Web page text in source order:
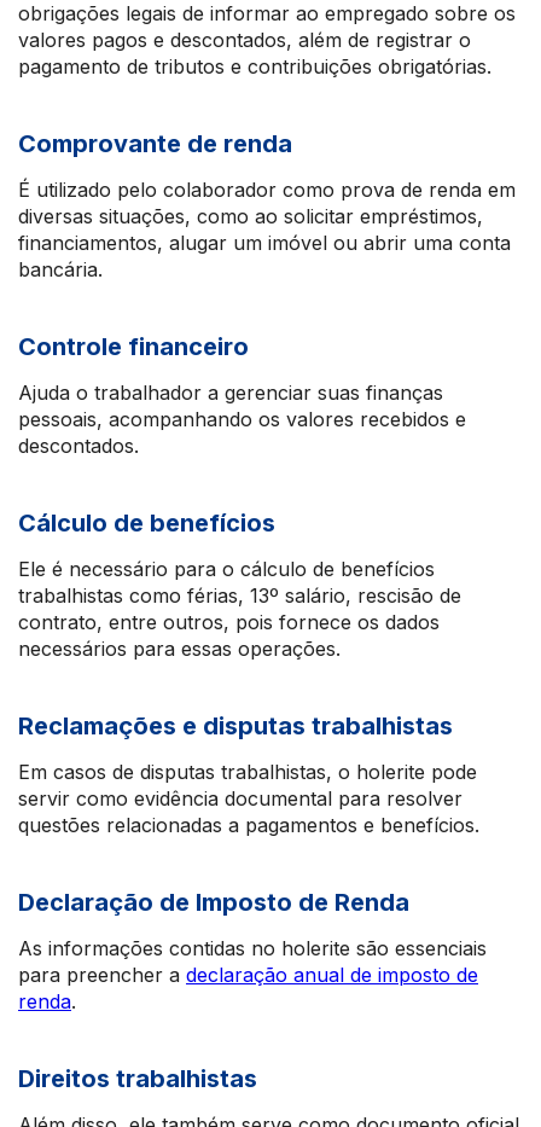
obrigações legais de informar ao empregado sobre os
valores pagos e descontados, além de registrar o
pagamento de tributos e contribuições obrigatórias.
Comprovante de renda
É utilizado pelo colaborador como prova de renda em
diversas situações, como ao solicitar empréstimos,
financiamentos, alugar um imóvel ou abrir uma conta
bancária.
Controle financeiro
Ajuda o trabalhador a gerenciar suas finanças
pessoais, acompanhando os valores recebidos e
descontados.
Cálculo de benefícios
Ele é necessário para o cálculo de benefícios
trabalhistas como férias, 13º salário, rescisão de
contrato, entre outros, pois fornece os dados
necessários para essas operações.
Reclamações e disputas trabalhistas
Em casos de disputas trabalhistas, o holerite pode
servir como evidência documental para resolver
questões relacionadas a pagamentos e benefícios.
Declaração de Imposto de Renda
As informações contidas no holerite são essenciais
para preencher a declaração anual de imposto de
renda.
Direitos trabalhistas